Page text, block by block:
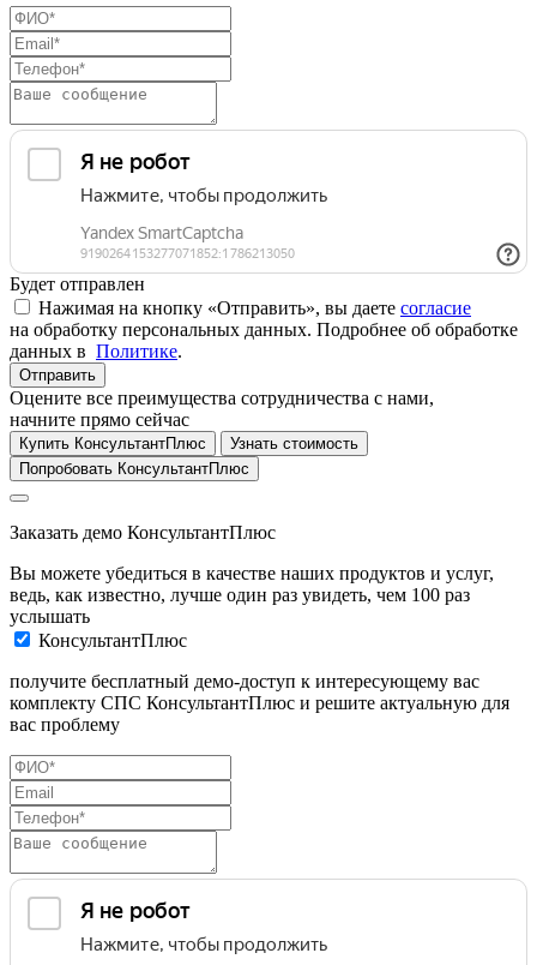
Будет отправлен
Нажимая на кнопку «Отправить», вы даете согласие
на обработку персональных данных. Подробнее об обработке
данных в Политике.
Отправить
Оцените все преимущества сотрудничества с нами,
начните прямо сейчас
Купить КонсультантПлюс
Узнать стоимость
Попробовать КонсультантПлюс
Заказать демо КонсультантПлюс
Вы можете убедиться в качестве наших продуктов и услуг,
ведь, как известно, лучше один раз увидеть, чем 100 раз
услышать
КонсультантПлюс
получите бесплатный демо-доступ к интересующему вас
комплекту СПС КонсультантПлюс и решите актуальную для
вас проблему